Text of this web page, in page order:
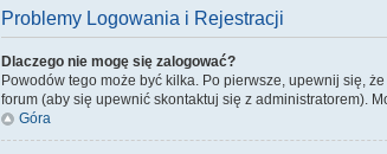
Problemy Logowania i Rejestracji
Dlaczego nie mogę się zalogować?
Powodów tego może być kilka. Po pierwsze, upewnij się,
forum (aby się upewnić skontaktuj się z administratorem).
Góra